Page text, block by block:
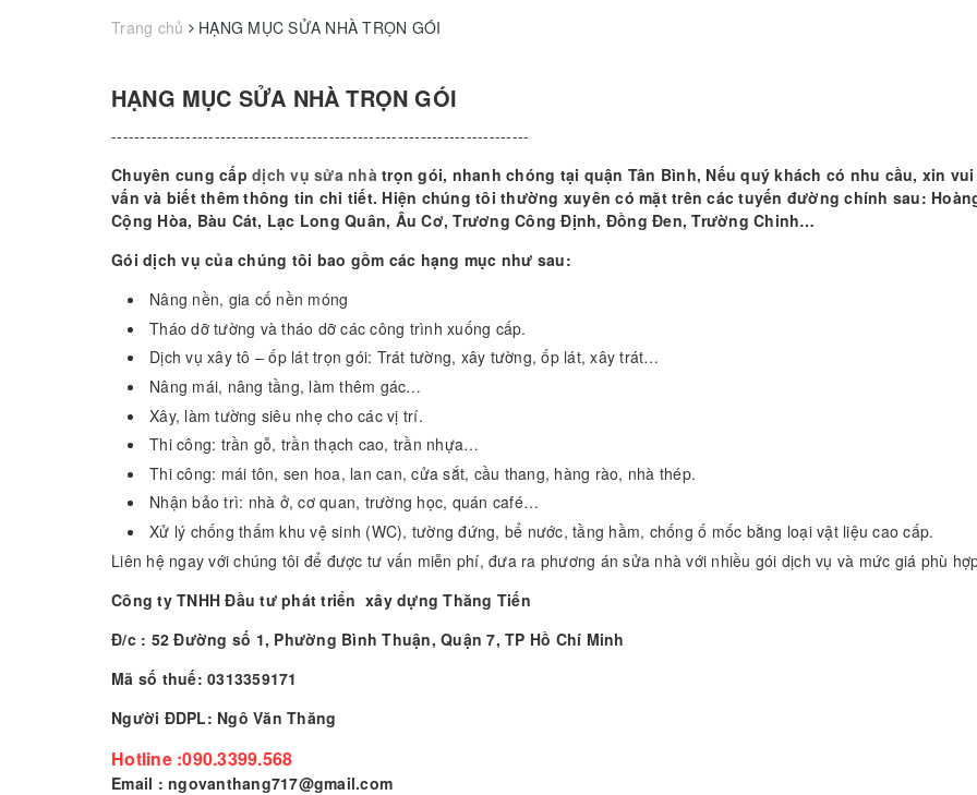
Trang chủ HẠNG MỤC SỬA NHÀ TRỌN GÓI
HẠNG MỤC SỬA NHÀ TRỌN GÓI
-------------------------------------------------------------------------
Chuyên cung cấp dịch vụ sửa nhàtrọn gói, nhanh chóng tại quận Tân Bình, Nếu quý khách có nhu cầu, xin
vấn và biết thêm thông tin chi tiết. Hiện chúng tôi thường xuyên có mặt trên các tuyến đường chính sau:
Cộng Hòa, Bàu Cát, Lạc Long Quân, Âu Cơ, Trương Công Định, Đồng Đen, Trường Chinh…
Gói dịch vụ của chúng tôi bao gồm các hạng mục như sau:
Nâng nền, gia cố nền móng
Tháo dỡ tường và tháo dỡ các công trình xuống cấp.
Dịch vụ xây tô – ốp lát trọn gói: Trát tường, xây tường, ốp lát, xây trát…
Nâng mái, nâng tầng, làm thêm gác…
Xây, làm tường siêu nhẹ cho các vị trí.
Thi công: trần gỗ, trần thạch cao, trần nhựa…
Thi công: mái tôn, sen hoa, lan can, cửa sắt, cầu thang, hàng rào, nhà thép.
Nhận bảo trì: nhà ở, cơ quan, trường học, quán café…
Xử lý chống thấm khu vệ sinh (WC), tường đứng, bể nước, tầng hầm, chống ố mốc bằng loại vật liệu cao cấp.
Liên hệ ngay với chúng tôi để được tư vấn miễn phí, đưa ra phương án sửa nhà với nhiều gói dịch vụ và mức giá phù
Công ty TNHH Đầu tư phát triển xây dựng Thăng Tiến
Đ/c : 52 Đường số 1, Phường Bình Thuận, Quận 7, TP Hồ Chí Minh
Mã số thuế: 0313359171
Người ĐDPL: Ngô Văn Thăng
Hotline :090.3399.568
Email : ngovanthang717@gmail.com